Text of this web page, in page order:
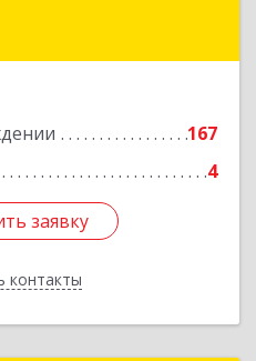
167
4
заявку
контакты
Лесной г, Сиротина
заявку